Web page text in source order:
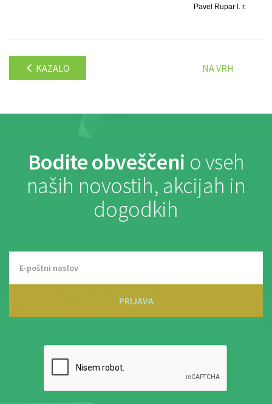
Pavel Rupar l. r.
KAZALO NA VRH
Bodite obveščeni o vseh
naših novostih, akcijah in
dogodkih
PRIJAVA